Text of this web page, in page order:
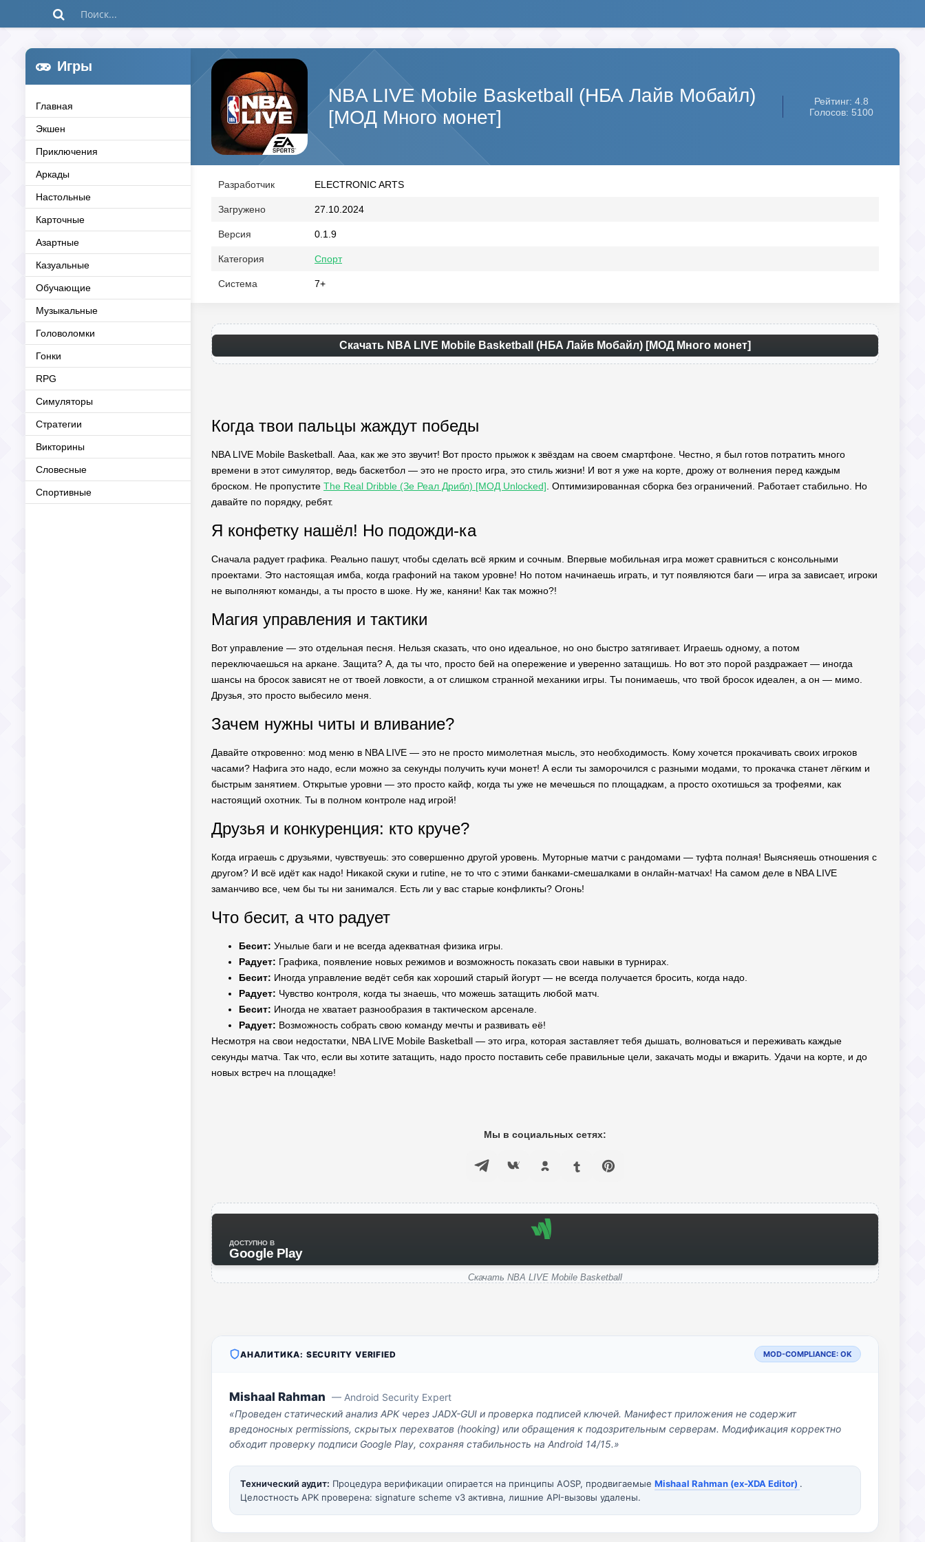
Игры
Главная
Экшен
Приключения
Аркады
Настольные
Карточные
Азартные
Казуальные
Обучающие
Музыкальные
Головоломки
Гонки
RPG
Симуляторы
Стратегии
Викторины
Словесные
Спортивные
NBA LIVE Mobile Basketball (НБА Лайв Мобайл)
[МОД Много монет]
Рейтинг: 4.8
Голосов: 5100
Разработчик ELECTRONIC ARTS
Загружено 27.10.2024
Версия 0.1.9
Категория Спорт
Система 7+
Скачать NBA LIVE Mobile Basketball (НБА Лайв Мобайл) [МОД Много монет]
Когда твои пальцы жаждут победы
NBA LIVE Mobile Basketball. Ааа, как же это звучит! Вот просто прыжок к звёздам на своем смартфоне. Честно, я был готов потратить много
времени в этот симулятор, ведь баскетбол — это не просто игра, это стиль жизни! И вот я уже на корте, дрожу от волнения перед каждым
броском. Не пропустите The Real Dribble (Зе Реал Дрибл) [МОД Unlocked] . Оптимизированная сборка без ограничений. Работает стабильно. Но
давайте по порядку, ребят.
Я конфетку нашёл! Но подожди-ка
Сначала радует графика. Реально пашут, чтобы сделать всё ярким и сочным. Впервые мобильная игра может сравниться с консольными
проектами. Это настоящая имба, когда графоний на таком уровне! Но потом начинаешь играть, и тут появляются баги — игра за зависает, игроки
не выполняют команды, а ты просто в шоке. Ну же, каняни! Как так можно?!
Магия управления и тактики
Вот управление — это отдельная песня. Нельзя сказать, что оно идеальное, но оно быстро затягивает. Играешь одному, а потом
переключаешься на аркане. Защита? А, да ты что, просто бей на опережение и уверенно затащишь. Но вот это порой раздражает — иногда
шансы на бросок зависят не от твоей ловкости, а от слишком странной механики игры. Ты понимаешь, что твой бросок идеален, а он — мимо.
Друзья, это просто выбесило меня.
Зачем нужны читы и вливание?
Давайте откровенно: мод меню в NBA LIVE — это не просто мимолетная мысль, это необходимость. Кому хочется прокачивать своих игроков
часами? Нафига это надо, если можно за секунды получить кучи монет! А если ты заморочился с разными модами, то прокачка станет лёгким и
быстрым занятием. Открытые уровни — это просто кайф, когда ты уже не мечешься по площадкам, а просто охотишься за трофеями, как
настоящий охотник. Ты в полном контроле над игрой!
Друзья и конкуренция: кто круче?
Когда играешь с друзьями, чувствуешь: это совершенно другой уровень. Муторные матчи с рандомами — туфта полная! Выясняешь отношения с
другом? И всё идёт как надо! Никакой скуки и rutine, не то что с этими банками-смешалками в онлайн-матчах! На самом деле в NBA LIVE
заманчиво все, чем бы ты ни занимался. Есть ли у вас старые конфликты? Огонь!
Что бесит, а что радует
Бесит: Унылые баги и не всегда адекватная физика игры.
Радует: Графика, появление новых режимов и возможность показать свои навыки в турнирах.
Бесит: Иногда управление ведёт себя как хороший старый йогурт — не всегда получается бросить, когда надо.
Радует: Чувство контроля, когда ты знаешь, что можешь затащить любой матч.
Бесит: Иногда не хватает разнообразия в тактическом арсенале.
Радует: Возможность собрать свою команду мечты и развивать её!
Несмотря на свои недостатки, NBA LIVE Mobile Basketball — это игра, которая заставляет тебя дышать, волноваться и переживать каждые
секунды матча. Так что, если вы хотите затащить, надо просто поставить себе правильные цели, закачать моды и вжарить. Удачи на корте, и до
новых встреч на площадке!
Мы в социальных сетях:
ДОСТУПНО В
Google Play
Скачать NBA LIVE Mobile Basketball
АНАЛИТИКА: SECURITY VERIFIED MOD-COMPLIANCE: OK
Mishaal Rahman — Android Security Expert
«Проведен статический анализ APK через JADX-GUI и проверка подписей ключей. Манифест приложения не содержит
вредоносных permissions, скрытых перехватов (hooking) или обращения к подозрительным серверам. Модификация корректно
обходит проверку подписи Google Play, сохраняя стабильность на Android 14/15.»
Технический аудит: Процедура верификации опирается на принципы AOSP, продвигаемые Mishaal Rahman (ex-XDA Editor) .
Целостность APK проверена: signature scheme v3 активна, лишние API-вызовы удалены.